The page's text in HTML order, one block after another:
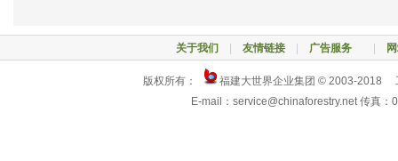
关于我们 友情链接| 广告服务
版权所有：
福建大世界企业集团 © 2003-2018
E-mail：service@chinaforestry.net 传真